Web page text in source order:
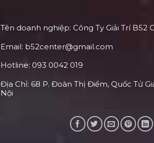
Tên doanh nghiệp: Công Ty Giải Trí B52
Email: b52center@gmail.com
Hotline: 093 0042 019
Địa Chỉ: 68 P. Đoàn Thị Điểm, Quốc Tử
Nội